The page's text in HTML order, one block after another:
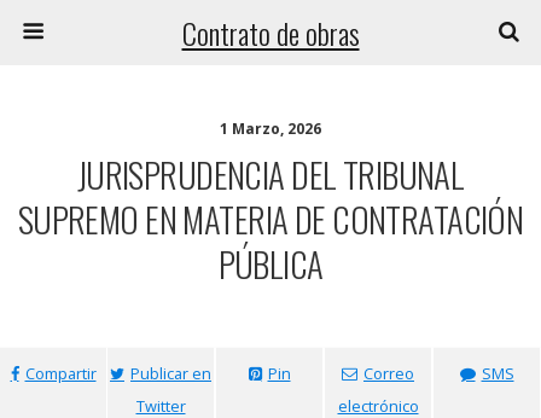
Contrato de obras
1 Marzo, 2026
JURISPRUDENCIA DEL TRIBUNAL
SUPREMO EN MATERIA DE CONTRATACIÓN
PÚBLICA
Compartir
Publicar en
Twitter
Pin
Correo
electrónico
SMS